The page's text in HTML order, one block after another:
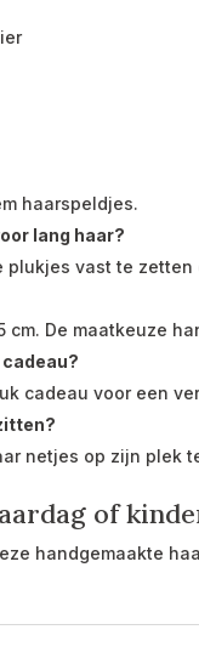
haarspeldjes.
lang haar?
vast te
cm. De maatkeuze
cadeau voor een
netjes op zijn plek
of
handgemaakte